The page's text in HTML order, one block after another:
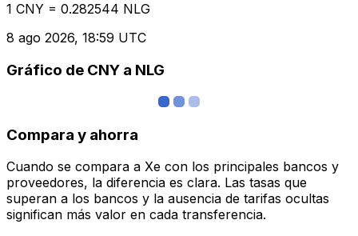
1 CNY = 0.282544 NLG
8 ago 2026, 18:59 UTC
Gráfico de CNY a NLG
Compara y ahorra
Cuando se compara a Xe con los principales bancos y
proveedores, la diferencia es clara. Las tasas que
superan a los bancos y la ausencia de tarifas ocultas
significan más valor en cada transferencia.